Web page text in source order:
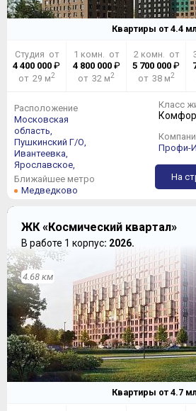
Квартиры от 4.4
Студия от
4 400 000 ₽
от 29 м2
1 комн. от
4 800 000₽
от 32 м2
2 комн. от
5 700 000 ₽
от 38 м2
Расположение
Московская
область,
Пушкинский Г/О,
Ивантеевка,
Ярославское,
Ближайшее метро
Медведково
Класс
Профи-
На
ЖК «Космический квартал»
В работе 1 корпус: 2026.
4.68 км
Квартиры от 4.7